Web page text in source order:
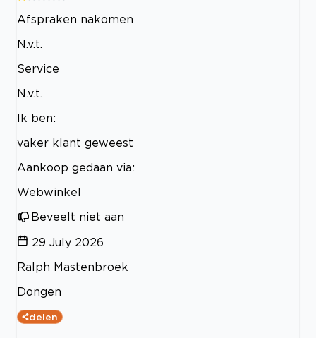
Afspraken nakomen
N.v.t.
Service
N.v.t.
Ik ben:
vaker klant geweest
Aankoop gedaan via:
Webwinkel
Beveelt niet aan
29 July 2026
Ralph Mastenbroek
Dongen
delen